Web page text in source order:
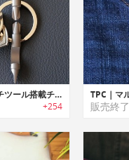
SAVIOR｜EDCマルチツール搭載チタン製キーリング「セービアー」
+254 販売終了